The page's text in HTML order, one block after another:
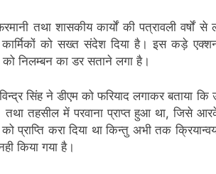
तथा शासकीय कार्यों की पत्रावली वर्षों
कार्मिकों को सख्त संदेश दिया है। इस कड़े
को निलम्बन का डर सताने लगा है।
सिंह ने डीएम को फरियाद लगाकर बताया
तहसील में परवाना प्राप्त हुआ था, जिसे
प्राप्ति करा दिया था किन्तु अभी तक
किया गया है।